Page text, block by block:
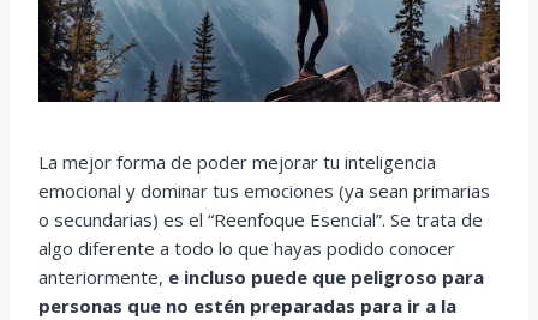
La mejor forma de poder mejorar tu inteligencia
emocional y dominar tus emociones (ya sean primarias
o secundarias) es el “Reenfoque Esencial”. Se trata de
algo diferente a todo lo que hayas podido conocer
anteriormente, e incluso puede que peligroso para
personas que no estén preparadas para ir a la